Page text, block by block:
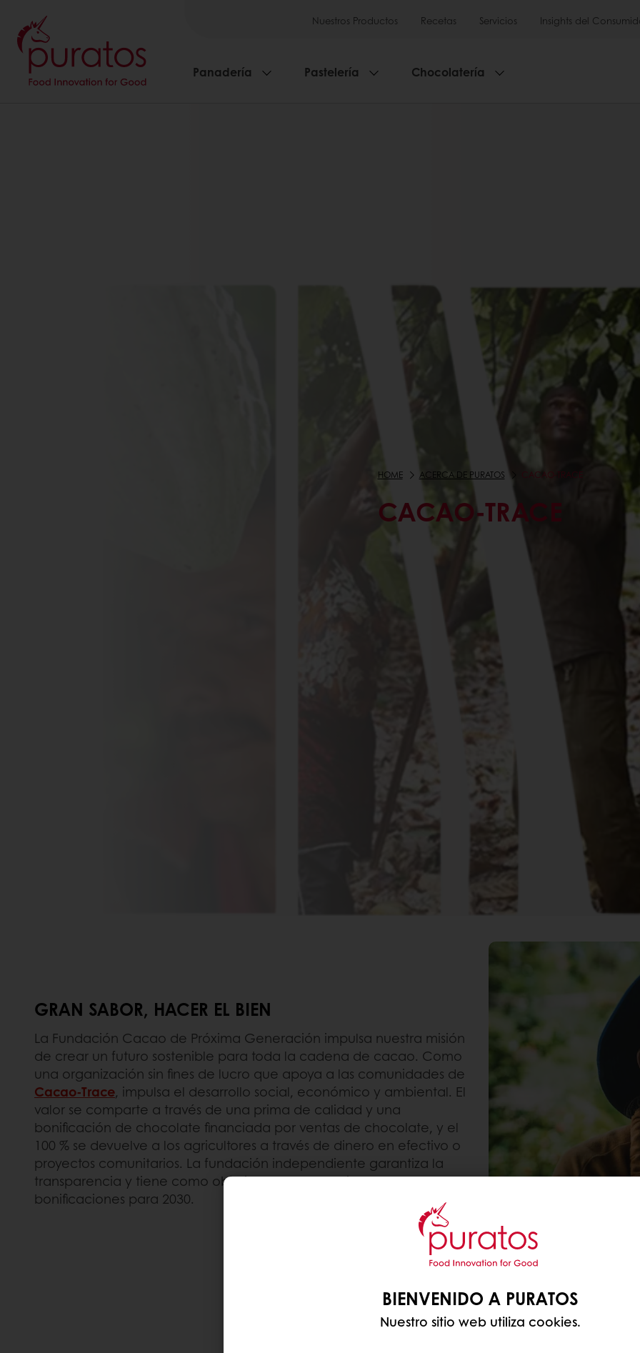
Nuestros Productos Recetas Servicios Insights del
Panadería Pastelería Chocolatería
HOME ACERCA DE PURATOS CACAO-TRACE
CACAO-TRACE
GRAN SABOR, HACER EL BIEN
La Fundación Cacao de Próxima Generación impulsa nuestra misión
de crear un futuro sostenible para toda la cadena de cacao. Como
una organización sin fines de lucro que apoya a las comunidades de
Cacao-Trace, impulsa el desarrollo social, económico y ambiental. El
valor se comparte a través de una prima de calidad y una
bonificación de chocolate financiada por ventas de chocolate, y el
100 % se devuelve a los agricultores a través de dinero en efectivo o
proyectos comunitarios. La fundación independiente garantiza la
transparencia y tiene como objetivo alcanzar 8 millones de euros en
bonificaciones para 2030.
PROGRAMA CACAO-TRACE EN HECHOS Y
BIENVENIDO A PURATOS
Nuestro sitio web utiliza cookies.